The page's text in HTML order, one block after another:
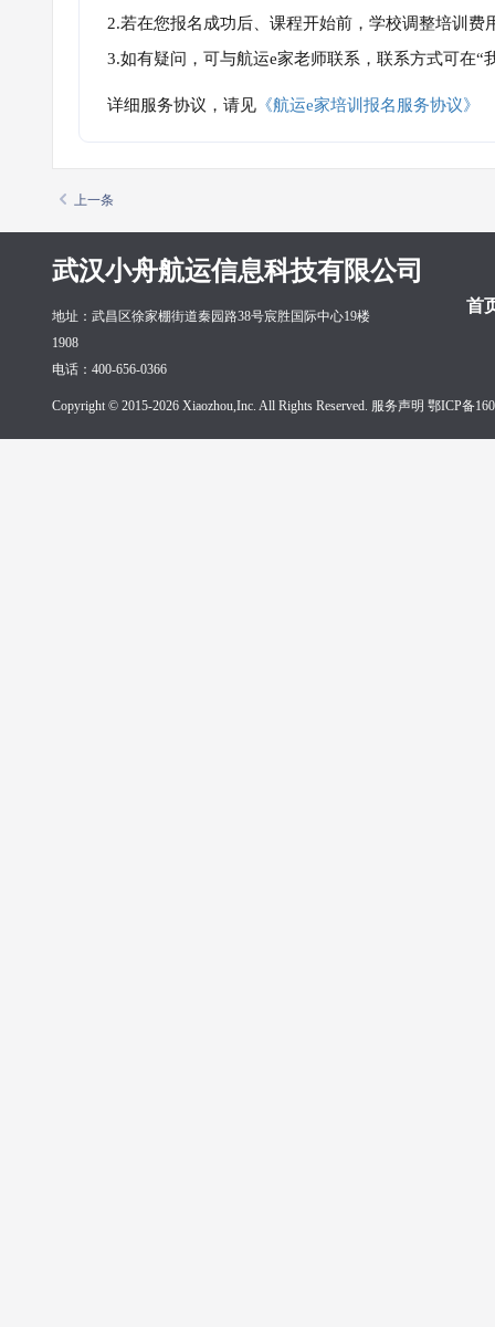
2.若在您报名成功后、课程开始前，学校调整培训
3.如有疑问，可与航运e家老师联系，联系方式可在
详细服务协议，请见 《航运e家培训报名服务协议》
上一条
武汉小舟航运信息科技有限公司
首
地址：武昌区徐家棚街道秦园路38号宸胜国际中心19楼
1908
电话：400-656-0366
Copyright © 2015-2026 Xiaozhou,Inc. All Rights Reserved. 服务声明 鄂ICP备